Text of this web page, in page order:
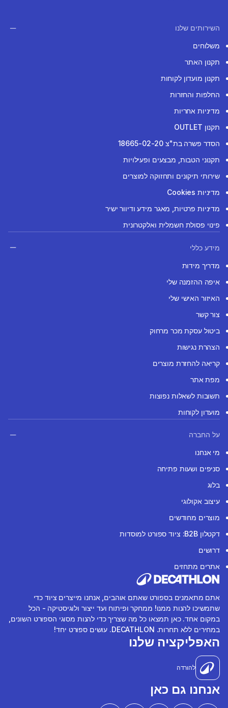
השירותים שלנו
משלוחים
תקנון האתר
תקנון מועדון לקוחות
החלפות והחזרות
מדיניות אחריות
תקנון OUTLET
הסדר פשרה בת"צ 18665-02-20
תקנוני הטבות, מבצעים ופעילויות
שירותי תיקונים ותחזוקה למוצרים
מדיניות Cookies
מדיניות פרטיות, מאגר מידע ודיוור ישיר
פינוי פסולת חשמלית ואלקטרונית
מידע כללי
מדריך מידות
איפה ההזמנה שלי
האיזור האישי שלי
צור קשר
ביטול עסקת מכר מרחוק
הצהרת נגישות
קריאה להחזרת מוצרים
מפת אתר
תשובות לשאלות נפוצות
מועדון לקוחות
על החברה
מי אנחנו
סניפים ושעות פתיחה
בלוג
עיצוב אקולוגי
מוצרים מחודשים
דקטלון B2B: ציוד ספורט למוסדות
דרושים
אתרים מתחזים
אתם מתאמנים בספורט שאתם אוהבים, אנחנו מייצרים ציוד כדי
שתמשיכו להנות ממנו! ממחקר ופיתוח ועד ייצור ולוגיסטיקה - הכל
במקום אחד. כאן תמצאו כל מה שצריך כדי להנות מסוגי הספורט השונים,
במחירים ללא תחרות. DECATHLON. עושים ספורט יחד!
האפליקציה שלנו
להורדה
אנחנו גם כאן